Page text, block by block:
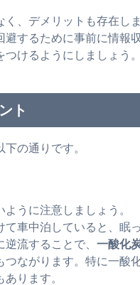
、デメリットも存在しま
するために事前に情報
けるようにしましょう。
ト
の通りです。
うに注意しましょう。
車中泊していると、眠
流することで、 一酸化
ながります。特に一酸
ります。